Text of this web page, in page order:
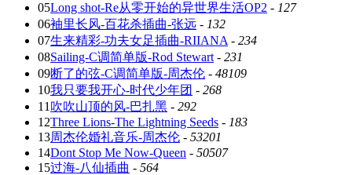
05Long shot-Re从零开始的异世界生活OP2 - 127
06袖里长风-百花杀插曲-张远 - 132
07生来精彩-功夫女足插曲-RIIANA - 234
08Sailing-C调简单版-Rod Stewart - 231
09断了的弦-C调简单版-周杰伦 - 48109
10我只要我开心-时代少年团 - 268
11 吹吹山顶的风-巴扎黑 - 292
12Three Lions-The Lightning Seeds - 183
13周杰伦婚礼音乐-周杰伦 - 53201
14Dont Stop Me Now-Queen - 50507
15过海-八仙插曲 - 564